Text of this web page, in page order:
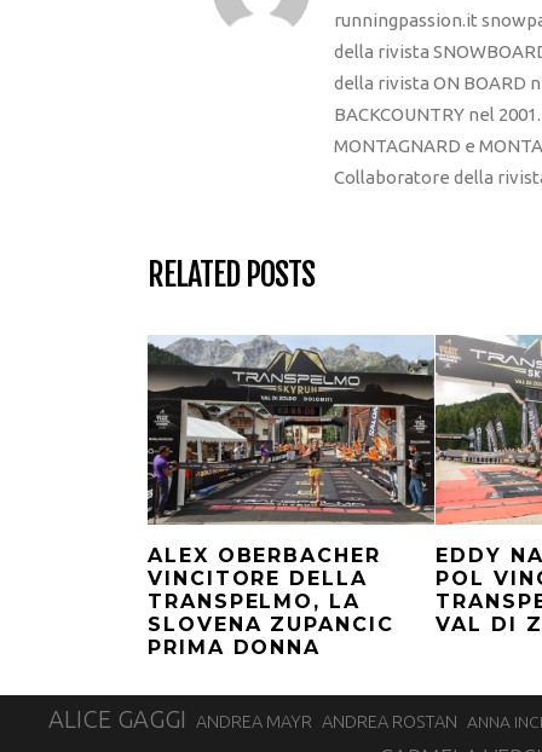
runningpassion.it
della rivista
della rivista ON BOARD
BACKCOUNTRY nel
MONTAGNARD e
Collaboratore della
RELATED POSTS
ALEX OBERBACHER
VINCITORE DELLA
TRANSPELMO, LA
SLOVENA ZUPANCIC
PRIMA DONNA
EDDY
POL
VAL DI
ALICE GAGGI ANDREA MAYR ANDREA ROSTAN ANNA